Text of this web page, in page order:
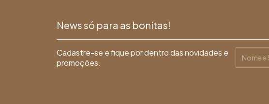
News só para as bonitas!
Cadastre-se e fique por dentro das novidades e
promoções.